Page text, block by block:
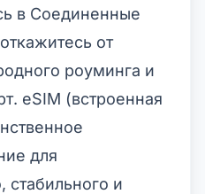
в Соединенные
от
роуминга и
eSIM (встроенная
для
стабильного и